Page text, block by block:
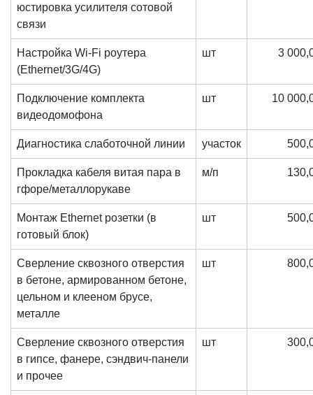
юстировка усилителя сотовой
связи
Настройка Wi-Fi роутера
(Ethernet/3G/4G)
шт 3
Подключение комплекта
видеодомофона
шт 10
Диагностика слаботочной линии участок
Прокладка кабеля витая пара в
гфоре/металлорукаве
м/п
Монтаж Ethernet розетки (в
готовый блок)
шт
Сверление сквозного отверстия
в бетоне, армированном бетоне,
цельном и клееном брусе,
металле
шт
Сверление сквозного отверстия
в гипсе, фанере, сэндвич-панели
и прочее
шт